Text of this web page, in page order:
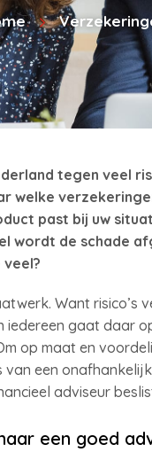
tegen veel
welke
past bij uw
wordt de schade
Want risico’s
iedereen gaat daar
op maat en
van een
adviseur
een goed